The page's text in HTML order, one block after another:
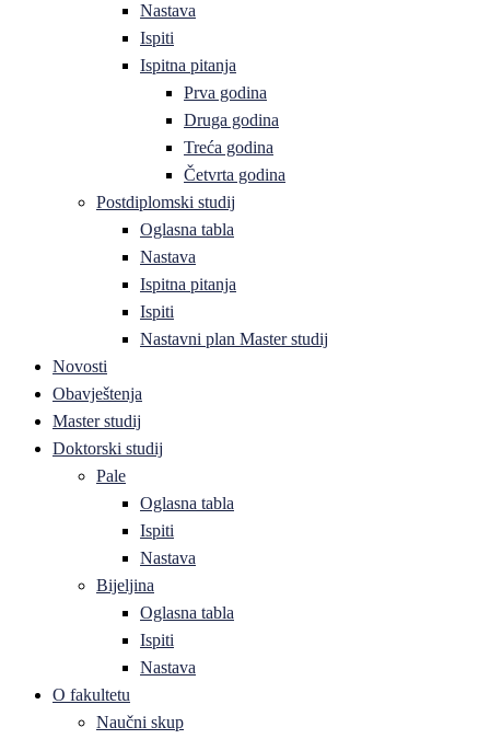
Nastava
Ispiti
Ispitna pitanja
Prva godina
Druga godina
Treća godina
Četvrta godina
Postdiplomski studij
Oglasna tabla
Nastava
Ispitna pitanja
Ispiti
Nastavni plan Master studij
Novosti
Obavještenja
Master studij
Doktorski studij
Pale
Oglasna tabla
Ispiti
Nastava
Bijeljina
Oglasna tabla
Ispiti
Nastava
O fakultetu
Naučni skup